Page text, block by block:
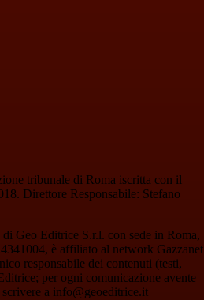
tribunale di Roma iscritta con il
Direttore Responsabile: Stefano
Geo Editrice S.r.l. con sede in Roma,
è affiliato al network Gazzanet
responsabile dei contenuti (testi,
per ogni comunicazione avente
a info@geoeditrice.it